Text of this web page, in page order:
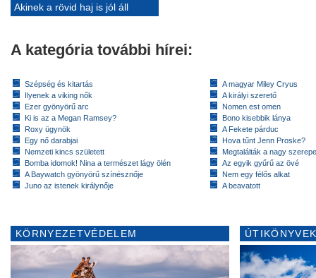
Akinek a rövid haj is jól áll
A kategória további hírei:
Szépség és kitartás
Ilyenek a viking nők
Ezer gyönyörű arc
Ki is az a Megan Ramsey?
Roxy ügynök
Egy nő darabjai
Nemzeti kincs született
Bomba idomok! Nina a természet lágy ölén
A Baywatch gyönyörű színésznője
Juno az istenek királynője
A magyar Miley Cryus
A királyi szerető
Nomen est omen
Bono kisebbik lánya
A Fekete párduc
Hova tűnt Jenn Proske?
Megtalálták a nagy
Az egyik gyűrű az övé
Nem egy félős alkat
A beavatott
KÖRNYEZETVÉDELEM